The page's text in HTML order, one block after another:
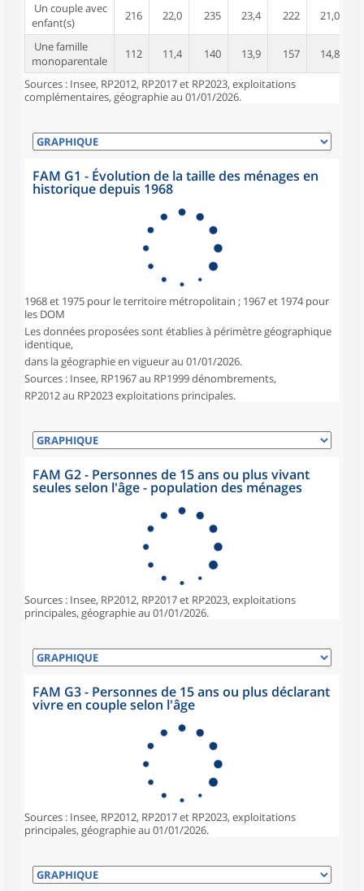
Un couple avec
enfant(s)
216 22,0 235 23,4 222 21,0
Une famille
monoparentale
112 11,4 140 13,9 157 14,8
Sources : Insee, RP2012, RP2017 et RP2023, exploitations
complémentaires, géographie au 01/01/2026.
FAM G1 - Évolution de la taille des ménages en
historique depuis 1968
1968 et 1975 pour le territoire métropolitain ; 1967 et 1974 pour
les DOM
Les données proposées sont établies à périmètre géographique
identique,
dans la géographie en vigueur au 01/01/2026.
Sources : Insee, RP1967 au RP1999 dénombrements,
RP2012 au RP2023 exploitations principales.
FAM G2 - Personnes de 15 ans ou plus vivant
seules selon l'âge - population des ménages
Sources : Insee, RP2012, RP2017 et RP2023, exploitations
principales, géographie au 01/01/2026.
FAM G3 - Personnes de 15 ans ou plus déclarant
vivre en couple selon l'âge
Sources : Insee, RP2012, RP2017 et RP2023, exploitations
principales, géographie au 01/01/2026.